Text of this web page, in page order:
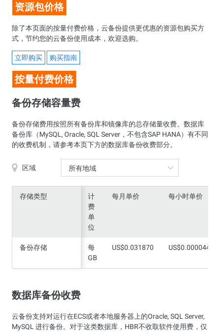
资源包价格
除了本页面的按量付费价格，云备份提供更优惠的资源包购买方
式，节约您的云备份使用成本，欢迎选购。
立即购买 购买指南
按量付费价格
备份存储容量费
备份存储费用按照所有备份库和镜像库的总存储量收费。数据库
备份库（MySQL, Oracle, SQL Server，不包含SAP HANA）有不同
的收费机制，请参考本页下方的数据库备份收费部分。
区域 所有地域
存储类型
计
费
单
位
每月单价 每小时单价
备份存储
每
GB
US$0.031870 US$0.000044
存储类型
备份存储
数据库备份收费
云备份支持对运行在ECS或者本地服务器上的Oracle, SQL Server,
MySQL 进行备份。对于这类数据库，HBR不收取软件使用费，仅